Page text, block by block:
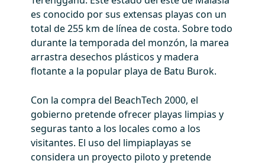
es conocido por sus extensas playas con un
total de 255 km de línea de costa. Sobre todo
durante la temporada del monzón, la marea
arrastra desechos plásticos y madera
flotante a la popular playa de Batu Burok.
Con la compra del BeachTech 2000, el
gobierno pretende ofrecer playas limpias y
seguras tanto a los locales como a los
visitantes. El uso del limpiaplayas se
considera un proyecto piloto y pretende